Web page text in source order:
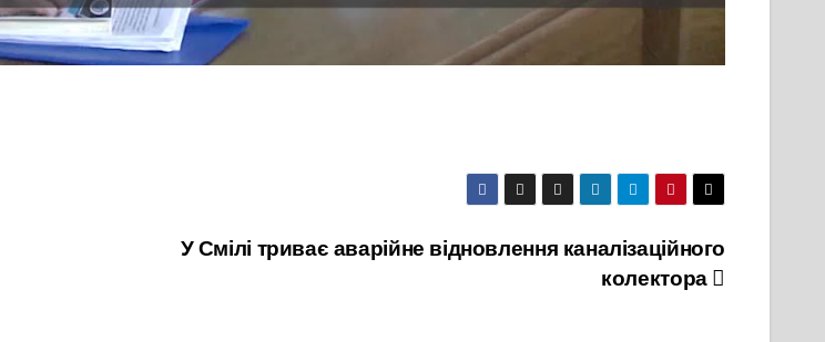
У Смілі триває аварійне відновлення каналізаційного
колектора